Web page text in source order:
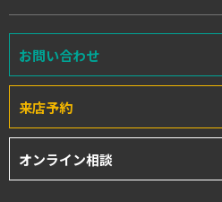
お問い合わせ
来店予約
オンライン相談